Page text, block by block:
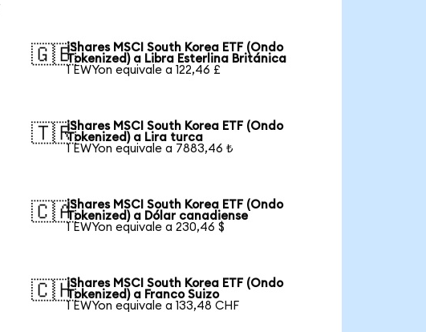
🇬🇧iShares MSCI South Korea ETF (Ondo
Tokenized) a Libra Esterlina Británica
1 EWYon equivale a 122,46 £
🇹🇷iShares MSCI South Korea ETF (Ondo
Tokenized) a Lira turca
1 EWYon equivale a 7883,46 ₺
🇨🇦iShares MSCI South Korea ETF (Ondo
Tokenized) a Dólar canadiense
1 EWYon equivale a 230,46 $
🇨🇭iShares MSCI South Korea ETF (Ondo
Tokenized) a Franco Suizo
1 EWYon equivale a 133,48 CHF